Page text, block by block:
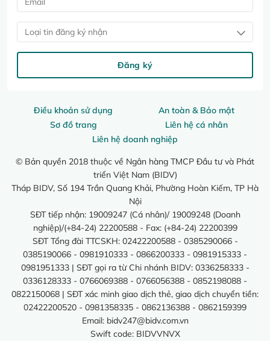
Điều khoản sử dụng
An toàn & Bảo mật
Sơ đồ trang
Liên hệ cá nhân
Liên hệ doanh nghiệp
© Bản quyền 2018 thuộc về Ngân hàng TMCP Đầu tư và Phát
triển Việt Nam (BIDV)
Tháp BIDV, Số 194 Trần Quang Khải, Phường Hoàn Kiếm, TP Hà
Nội
SĐT tiếp nhận: 19009247 (Cá nhân)/ 19009248 (Doanh
nghiệp)/(+84-24) 22200588 - Fax: (+84-24) 22200399
SĐT Tổng đài TTCSKH: 02422200588 - 0385290066 -
0385190066 - 0981910333 - 0866200333 - 0981915333 -
0981951333 | SĐT gọi ra từ Chi nhánh BIDV: 0336258333 -
0336128333 - 0766069388 - 0766056388 - 0852198088 -
0822150068 | SĐT xác minh giao dịch thẻ, giao dịch chuyển tiền:
02422200520 - 0981358335 - 0862136388 - 0862159399
Email: bidv247@bidv.com.vn
Swift code: BIDVVNVX
Loại tin đăng ký nhận
Đăng ký